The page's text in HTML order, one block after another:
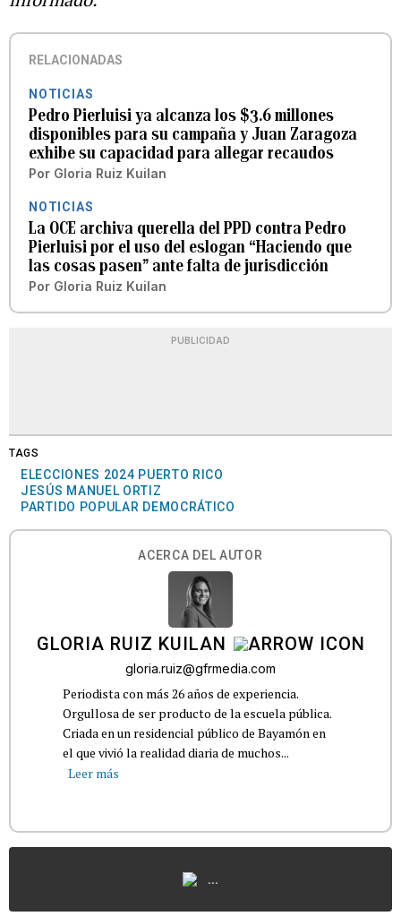
RELACIONADAS
NOTICIAS
Pedro Pierluisi ya alcanza los $3.6 millones
disponibles para su campaña y Juan Zaragoza
exhibe su capacidad para allegar recaudos
Por Gloria Ruiz Kuilan
NOTICIAS
La OCE archiva querella del PPD contra Pedro
Pierluisi por el uso del eslogan “Haciendo que
las cosas pasen” ante falta de jurisdicción
Por Gloria Ruiz Kuilan
PUBLICIDAD
TAGS
ELECCIONES 2024 PUERTO RICO
JESÚS MANUEL ORTIZ
PARTIDO POPULAR DEMOCRÁTICO
ACERCA DEL AUTOR
GLORIA RUIZ KUILAN
gloria.ruiz@gfrmedia.com
Periodista con más 26 años de experiencia.
Orgullosa de ser producto de la escuela pública.
Criada en un residencial público de Bayamón en
el que vivió la realidad diaria de muchos...
Leer más
...